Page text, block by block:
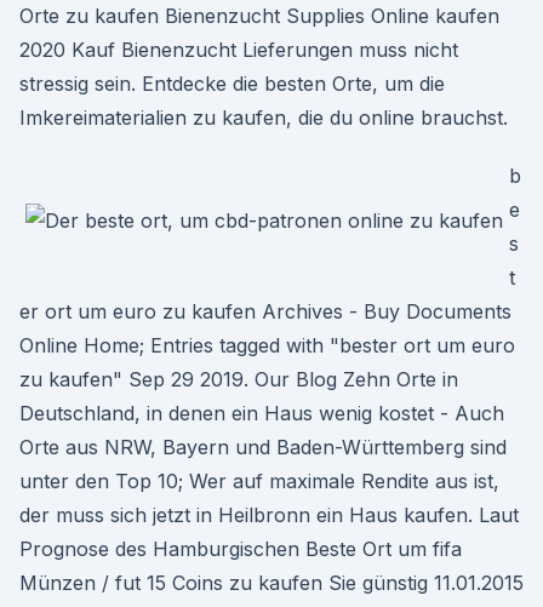
Orte zu kaufen Bienenzucht Supplies Online kaufen
2020 Kauf Bienenzucht Lieferungen muss nicht
stressig sein. Entdecke die besten Orte, um die
Imkereimaterialien zu kaufen, die du online brauchst.
b
e
s
t
er ort um euro zu kaufen Archives - Buy Documents
Online Home; Entries tagged with "bester ort um euro
zu kaufen" Sep 29 2019. Our Blog Zehn Orte in
Deutschland, in denen ein Haus wenig kostet - Auch
Orte aus NRW, Bayern und Baden-Württemberg sind
unter den Top 10; Wer auf maximale Rendite aus ist,
der muss sich jetzt in Heilbronn ein Haus kaufen. Laut
Prognose des Hamburgischen Beste Ort um fifa
Münzen / fut 15 Coins zu kaufen Sie günstig 11.01.2015